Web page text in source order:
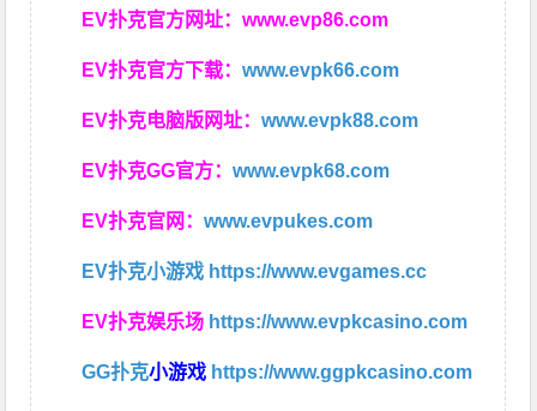
EV扑克官方网址：www.evp86.com
EV扑克官方下载：www.evpk66.com
EV扑克电脑版网址：www.evpk88.com
EV扑克GG官方：www.evpk68.com
EV扑克官网：www.evpukes.com
EV扑克小游戏 https://www.evgames.cc
EV扑克娱乐场 https://www.evpkcasino.com
GG扑克小游戏 https://www.ggpkcasino.com